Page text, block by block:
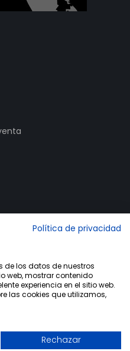
Burgos
Política de privacidad
de los datos de nuestros
web, mostrar contenido
experiencia en el sitio web.
las cookies que utilizamos,
Rechazar